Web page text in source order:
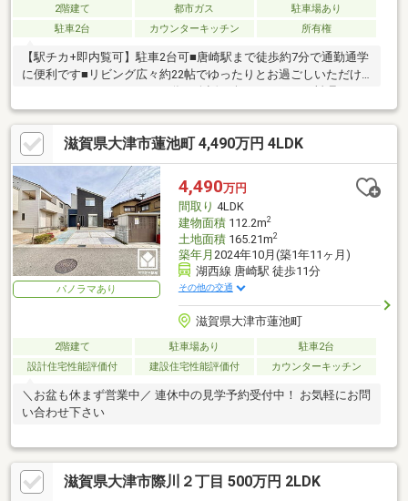
2階建て 都市ガス
駐車場あり
駐車2台
カウンターキッチン 所有権
【駅チカ+即内覧可】駐車2台可■唐崎駅まで徒歩約7分で通勤通学
に便利です■リビング広々約22帖でゆったりとお過ごしいただけ
ます■カウンターキッチンの為、会話を楽しみながらお料理がで
きますね
滋賀県大津市蓮池町 4,490万円 4LDK
パノラマあり
4,490万円
間取り 4LDK
建物面積112.2m2
土地面積165.21m2
築年月 2024年10月(築1年11ヶ月)
湖西線 唐崎駅 徒歩11分
その他の交通
滋賀県大津市蓮池町
2階建て 駐車場あり
駐車2台
設計住宅性能評価付
建設住宅性能評価付 カウンターキッチン
＼お盆も休まず営業中／ 連休中の見学予約受付中！ お気軽にお問
い合わせ下さい
滋賀県大津市際川２丁目 500万円 2LDK